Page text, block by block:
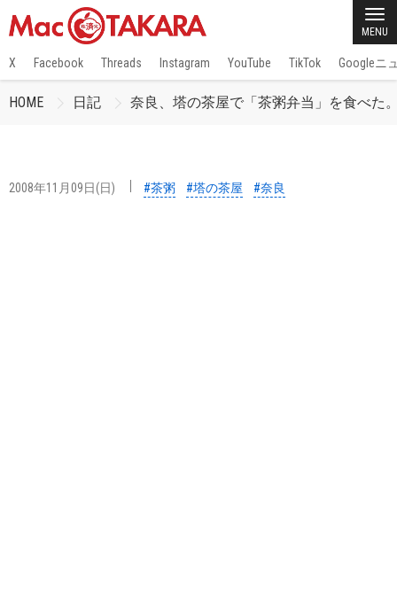
MENU
X Facebook Threads Instagram YouTube TikTok Googleニ
HOME 日記 奈良、塔の茶屋で「茶粥弁当」を食べた
2008年11月09日(日) #茶粥 #塔の茶屋 #奈良